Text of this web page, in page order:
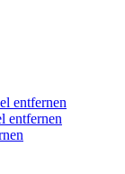
entfernen
entfernen